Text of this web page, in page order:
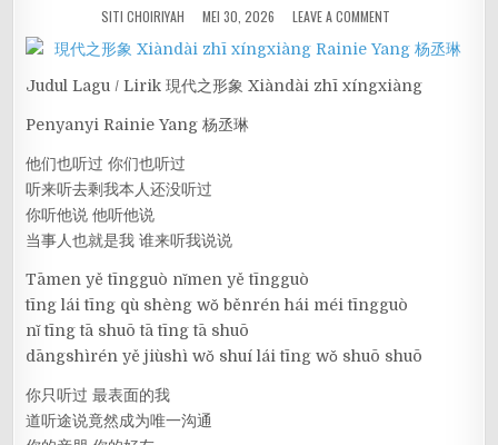
SITI CHOIRIYAH MEI 30, 2026 LEAVE A COMMENT
Judul Lagu / Lirik 現代之形象 Xiàndài zhī xíngxiàng
Penyanyi Rainie Yang 杨丞琳
他们也听过 你们也听过
听来听去剩我本人还没听过
你听他说 他听他说
当事人也就是我 谁来听我说说
Tāmen yě tīngguò nǐmen yě tīngguò
tīng lái tīng qù shèng wǒ běnrén hái méi tīngguò
nǐ tīng tā shuō tā tīng tā shuō
dāngshìrén yě jiùshì wǒ shuí lái tīng wǒ shuō shuō
你只听过 最表面的我
道听途说竟然成为唯一沟通